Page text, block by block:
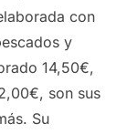
con
y
14,50€,
son sus
Su